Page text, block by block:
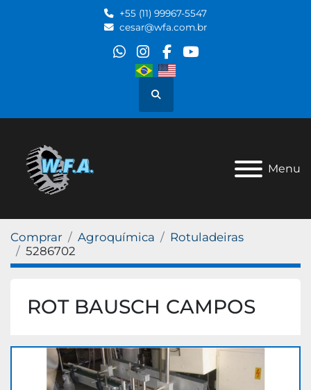
+55 (11) 99967-5547
cesar@wfa.com.br
whatsapp
instagram
facebook
youtube
Pesquisar
Menu
Comprar Agroquímica
Rotuladeiras
5286702
ROT BAUSCH CAMPOS